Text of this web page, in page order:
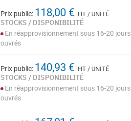
Prix public: 118,00 € HT / UNITÉ
STOCKS / DISPONIBILITÉ
En réapprovisionnement sous 16-20 jours
ouvrés
Prix public: 140,93 € HT / UNITÉ
STOCKS / DISPONIBILITÉ
En réapprovisionnement sous 16-20 jours
ouvrés